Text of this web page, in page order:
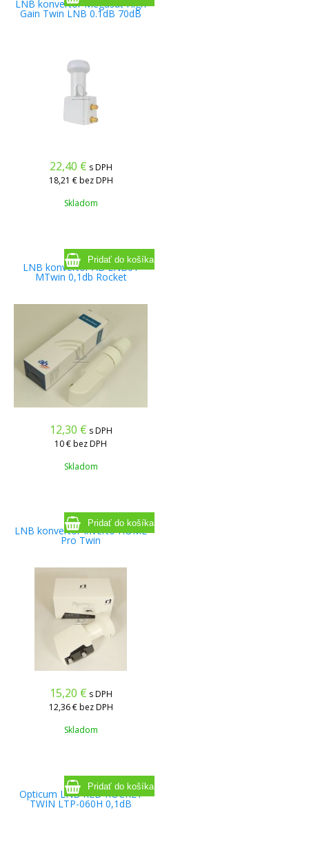
LNB konvertor Megasat High
Gain Twin LNB 0.1dB 70dB
22,40 € s DPH
18,21 € bez DPH
Skladom
LNB konvertor AB LNB01
MTwin 0,1db Rocket
12,30 € s DPH
10 €bez DPH
Skladom
LNB konvertor Inverto HOME
Pro Twin
15,20 € s DPH
12,36 € bez DPH
Skladom
Opticum LNB RED ROCKET
TWIN LTP-060H 0,1dB